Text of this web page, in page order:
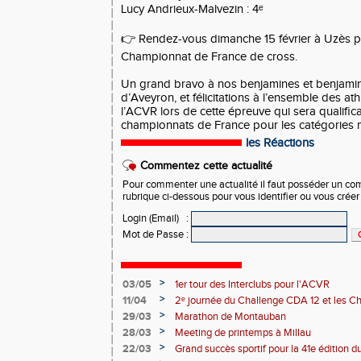
Lucy Andrieux-Malvezin : 4ᵉ
👉 Rendez-vous dimanche 15 février à Uzès
Championnat de France de cross.
Un grand bravo à nos benjamines et
d’Aveyron, et félicitations à l’ensemble des
l’ACVR lors de cette épreuve qui sera
championnats de France pour les catégories
les Réactions
Commentez cette actualité
Pour commenter une actualité il faut posséder un
rubrique ci-dessous pour vous identifier ou vous
Login (Email)
:
Mot de Passe :
03/05 >
1er tour des Interclubs pour l'ACVR
11/04
>
2ᵉ journée du Challenge CDA 12 et les
29/03
>
Marathon de Montauban
28/03
>
Meeting de printemps à Millau
22/03
>
Grand succès sportif pour la 41e édition